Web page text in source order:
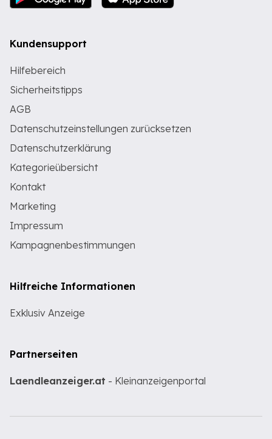
Kundensupport
Hilfebereich
Sicherheitstipps
AGB
Datenschutzeinstellungen zurücksetzen
Datenschutzerklärung
Kategorieübersicht
Kontakt
Marketing
Impressum
Kampagnenbestimmungen
Hilfreiche Informationen
Exklusiv Anzeige
Partnerseiten
Laendleanzeiger.at - Kleinanzeigenportal